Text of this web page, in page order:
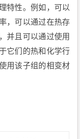
特性。例如，可以
，可以通过在热存
并且可以通过使用
它们的热和化学行
用该子组的相变材